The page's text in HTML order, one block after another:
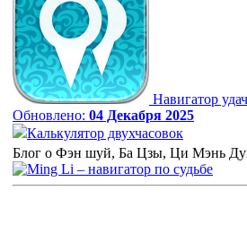
Навигатор
Обновлено: 04 Декабря 2025
Калькулятор двухчасовок
Блог о Фэн шуй, Ба Цзы, Ци Мэнь